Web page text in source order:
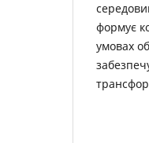
формує
умовах